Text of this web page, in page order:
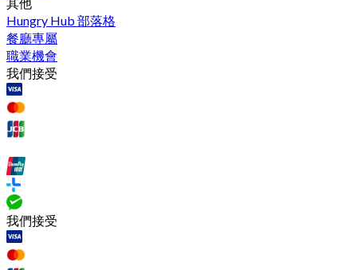
Hungry Hub 部落格
餐廳專屬
職業機會
我們接受
我們接受